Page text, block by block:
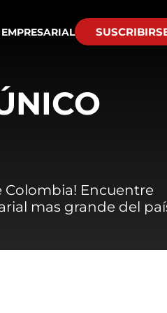
Colombia! Encuentre
mas grande del